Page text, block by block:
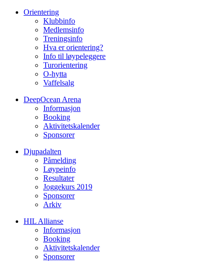
Orientering
Klubbinfo
Medlemsinfo
Treningsinfo
Hva er orientering?
Info til løypeleggere
Turorientering
O-hytta
Vaffelsalg
DeepOcean Arena
Informasjon
Booking
Aktivitetskalender
Sponsorer
Djupadalten
Påmelding
Løypeinfo
Resultater
Joggekurs 2019
Sponsorer
Arkiv
HIL Allianse
Informasjon
Booking
Aktivitetskalender
Sponsorer